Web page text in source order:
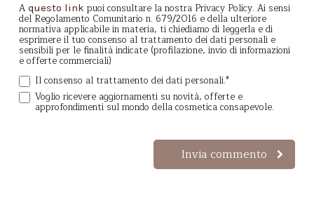
A questo link puoi consultare la nostra Privacy Policy. Ai sensi
del Regolamento Comunitario n. 679/2016 e della ulteriore
normativa applicabile in materia, ti chiediamo di leggerla e di
esprimere il tuo consenso al trattamento dei dati personali e
sensibili per le finalità indicate (profilazione, invio di informazioni
e offerte commerciali)
Il consenso al trattamento dei dati personali.*
Voglio ricevere aggiornamenti su novità, offerte e
approfondimenti sul mondo della cosmetica consapevole.